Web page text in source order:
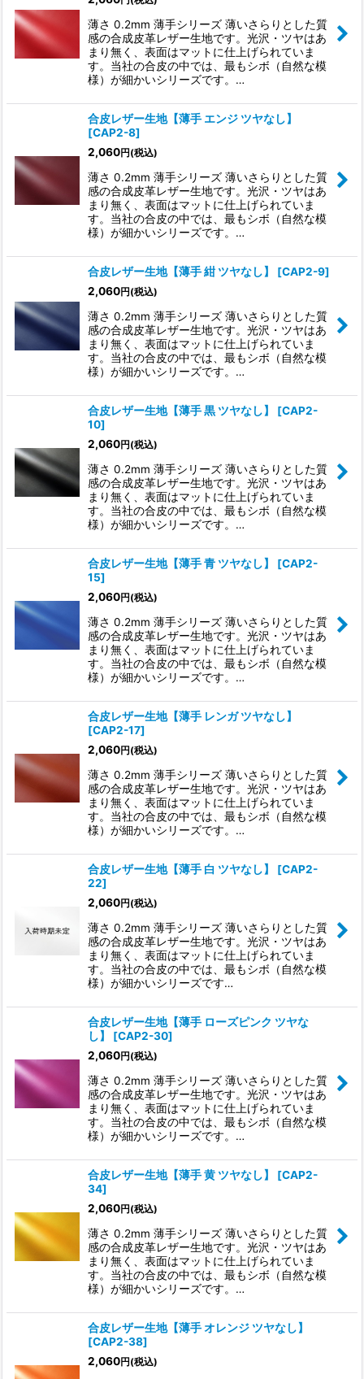
薄さ 0.2mm 薄手シリーズ 薄いさらりとした質
感の合成皮革レザー生地です。光沢・ツヤはあ
まり無く、表面はマットに仕上げられていま
す。当社の合皮の中では、最もシボ（自然な模
様）が細かいシリーズです。…
合皮レザー生地【薄手 エンジ ツヤなし】
[CAP2-8]
2,060円 (税込)
薄さ 0.2mm 薄手シリーズ 薄いさらりとした質
感の合成皮革レザー生地です。光沢・ツヤはあ
まり無く、表面はマットに仕上げられていま
す。当社の合皮の中では、最もシボ（自然な模
様）が細かいシリーズです。…
合皮レザー生地【薄手 紺 ツヤなし】 [CAP2-9]
2,060円 (税込)
薄さ 0.2mm 薄手シリーズ 薄いさらりとした質
感の合成皮革レザー生地です。光沢・ツヤはあ
まり無く、表面はマットに仕上げられていま
す。当社の合皮の中では、最もシボ（自然な模
様）が細かいシリーズです。…
合皮レザー生地【薄手 黒 ツヤなし】 [CAP2-
10]
2,060円 (税込)
薄さ 0.2mm 薄手シリーズ 薄いさらりとした質
感の合成皮革レザー生地です。光沢・ツヤはあ
まり無く、表面はマットに仕上げられていま
す。当社の合皮の中では、最もシボ（自然な模
様）が細かいシリーズです。…
合皮レザー生地【薄手 青 ツヤなし】 [CAP2-
15]
2,060円 (税込)
薄さ 0.2mm 薄手シリーズ 薄いさらりとした質
感の合成皮革レザー生地です。光沢・ツヤはあ
まり無く、表面はマットに仕上げられていま
す。当社の合皮の中では、最もシボ（自然な模
様）が細かいシリーズです。…
合皮レザー生地【薄手 レンガ ツヤなし】
[CAP2-17]
2,060円 (税込)
薄さ 0.2mm 薄手シリーズ 薄いさらりとした質
感の合成皮革レザー生地です。光沢・ツヤはあ
まり無く、表面はマットに仕上げられていま
す。当社の合皮の中では、最もシボ（自然な模
様）が細かいシリーズです。…
合皮レザー生地【薄手 白 ツヤなし】 [CAP2-
22]
2,060円 (税込)
薄さ 0.2mm 薄手シリーズ 薄いさらりとした質
感の合成皮革レザー生地です。光沢・ツヤはあ
まり無く、表面はマットに仕上げられていま
す。当社の合皮の中では、最もシボ（自然な模
様）が細かいシリーズです…
合皮レザー生地【薄手 ローズピンク ツヤな
し】
[CAP2-30]
2,060円 (税込)
薄さ 0.2mm 薄手シリーズ 薄いさらりとした質
感の合成皮革レザー生地です。光沢・ツヤはあ
まり無く、表面はマットに仕上げられていま
す。当社の合皮の中では、最もシボ（自然な模
様）が細かいシリーズです。…
合皮レザー生地【薄手 黄 ツヤなし】 [CAP2-
34]
2,060円 (税込)
薄さ 0.2mm 薄手シリーズ 薄いさらりとした質
感の合成皮革レザー生地です。光沢・ツヤはあ
まり無く、表面はマットに仕上げられていま
す。当社の合皮の中では、最もシボ（自然な模
様）が細かいシリーズです。…
合皮レザー生地【薄手 オレンジ ツヤなし】
[CAP2-38]
2,060円 (税込)